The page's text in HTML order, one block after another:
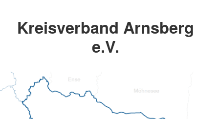
Kreisverband Arnsberg
e.V.